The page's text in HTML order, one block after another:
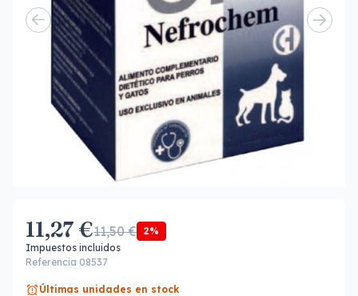
11,27 €11,50 € 2%
Impuestos incluidos
Referencia 08537
Últimas unidades en stock